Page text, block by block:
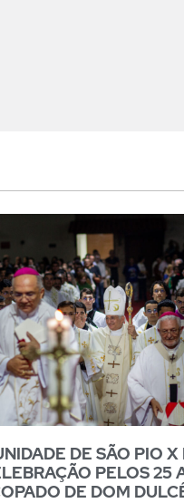
DE SÃO PIO X
PELOS 25
DE DOM